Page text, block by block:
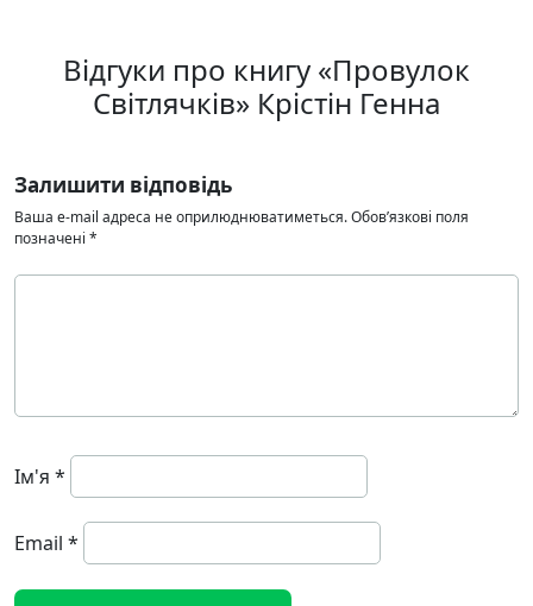
Відгуки про книгу «Провулок
Світлячків» Крістін Генна
Залишити відповідь
Ваша e-mail адреса не оприлюднюватиметься.Обов’язкові поля
позначені *
Ім'я *
Email *